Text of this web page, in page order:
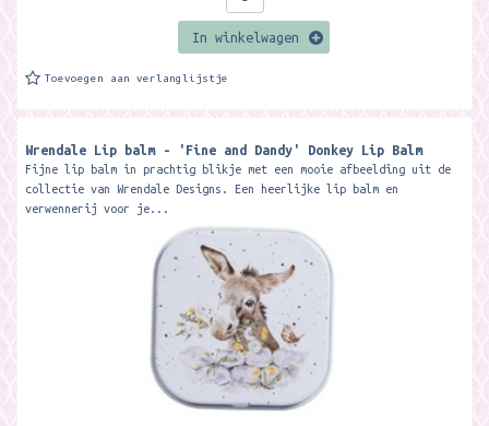
In winkelwagen
Toevoegen aan verlanglijstje
Wrendale Lip balm - 'Fine and Dandy' Donkey Lip Balm
Fijne lip balm in prachtig blikje met een mooie afbeelding uit de
collectie van Wrendale Designs. Een heerlijke lip balm en
verwennerij voor je...